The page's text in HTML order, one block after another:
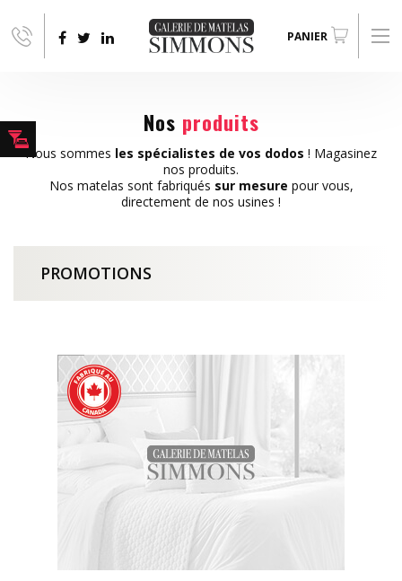
PANIER
Nos produits
Nous sommes les spécialistes de vos dodos ! Magasinez
nos produits.
Nos matelas sont fabriqués sur mesure pour vous,
directement de nos usines !
PROMOTIONS